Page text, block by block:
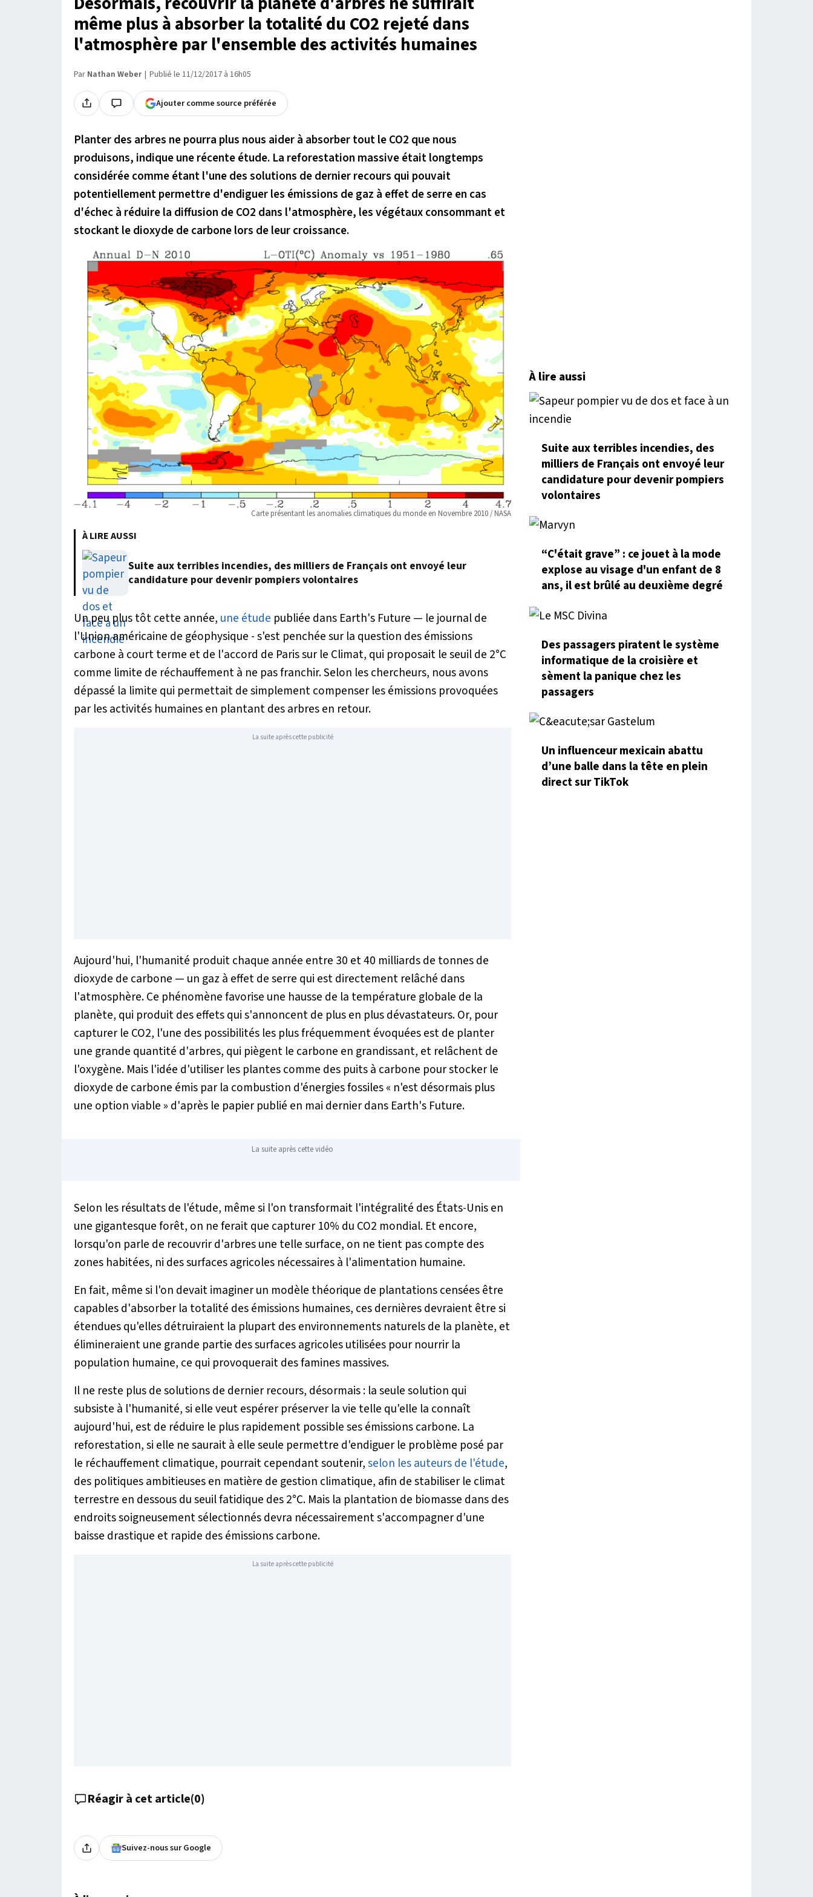
même plus à absorber la totalité du CO2 rejeté dans
l'atmosphère par l'ensemble des activités humaines
Par Nathan Weber Publié le 11/12/2017 à 16h05
Ajouter comme source préférée
Planter des arbres ne pourra plus nous aider à absorber tout le CO2 que nous
produisons, indique une récente étude. La reforestation massive était longtemps
considérée comme étant l'une des solutions de dernier recours qui pouvait
potentiellement permettre d'endiguer les émissions de gaz à effet de serre en cas
d'échec à réduire la diffusion de CO2 dans l'atmosphère, les végétaux consommant et
stockant le dioxyde de carbone lors de leur croissance.
Carte présentant les anomalies climatiques du monde en Novembre 2010 / NASA
À LIRE AUSSI
Suite aux terribles incendies, des milliers de Français ont envoyé leur
candidature pour devenir pompiers volontaires
Un peu plus tôt cette année, une étude publiée dans Earth's Future — le journal de
l'Union américaine de géophysique - s'est penchée sur la question des émissions
carbone à court terme et de l'accord de Paris sur le Climat, qui proposait le seuil de 2°C
comme limite de réchauffement à ne pas franchir. Selon les chercheurs, nous avons
dépassé la limite qui permettait de simplement compenser les émissions provoquées
par les activités humaines en plantant des arbres en retour.
La suite après cette publicité
Aujourd'hui, l'humanité produit chaque année entre 30 et 40 milliards de tonnes de
dioxyde de carbone — un gaz à effet de serre qui est directement relâché dans
l'atmosphère. Ce phénomène favorise une hausse de la température globale de la
planète, qui produit des effets qui s'annoncent de plus en plus dévastateurs. Or, pour
capturer le CO2, l'une des possibilités les plus fréquemment évoquées est de planter
une grande quantité d'arbres, qui piègent le carbone en grandissant, et relâchent de
l'oxygène. Mais l'idée d'utiliser les plantes comme des puits à carbone pour stocker le
dioxyde de carbone émis par la combustion d'énergies fossiles« n'est désormais plus
une option viable » d'après le papier publié en mai dernier dans Earth's Future.
La suite après cette vidéo
Selon les résultats de l'étude, même si l'on transformait l'intégralité des États-Unis en
une gigantesque forêt, on ne ferait que capturer 10% du CO2 mondial. Et encore,
lorsqu'on parle de recouvrir d'arbres une telle surface, on ne tient pas compte des
zones habitées, ni des surfaces agricoles nécessaires à l'alimentation humaine.
En fait, même si l'on devait imaginer un modèle théorique de plantations censées être
capables d'absorber la totalité des émissions humaines, ces dernières devraient être si
étendues qu'elles détruiraient la plupart des environnements naturels de la planète, et
élimineraient une grande partie des surfaces agricoles utilisées pour nourrir la
population humaine, ce qui provoquerait des famines massives.
Il ne reste plus de solutions de dernier recours, désormais : la seule solution qui
subsiste à l'humanité, si elle veut espérer préserver la vie telle qu'elle la connaît
aujourd'hui, est de réduire le plus rapidement possible ses émissions carbone. La
reforestation, si elle ne saurait à elle seule permettre d'endiguer le problème posé par
le réchauffement climatique, pourrait cependant soutenir,selon les auteurs de l'étude,
des politiques ambitieuses en matière de gestion climatique, afin de stabiliser le climat
terrestre en dessous du seuil fatidique des 2°C. Mais la plantation de biomasse dans des
endroits soigneusement sélectionnés devra nécessairement s'accompagner d'une
baisse drastique et rapide des émissions carbone.
La suite après cette publicité
Réagir à cet article(0)
Suivez-nous sur Google
À lire aussi
Suite aux terribles incendies, des
milliers de Français ont envoyé leur
candidature pour devenir pompiers
volontaires
“C'était grave” : ce jouet à la mode
explose au visage d'un enfant de 8
ans, il est brûlé au deuxième degré
Des passagers piratent le système
informatique de la croisière et
sèment la panique chez les
passagers
Un influenceur mexicain abattu
d’une balle dans la tête en plein
direct sur TikTok